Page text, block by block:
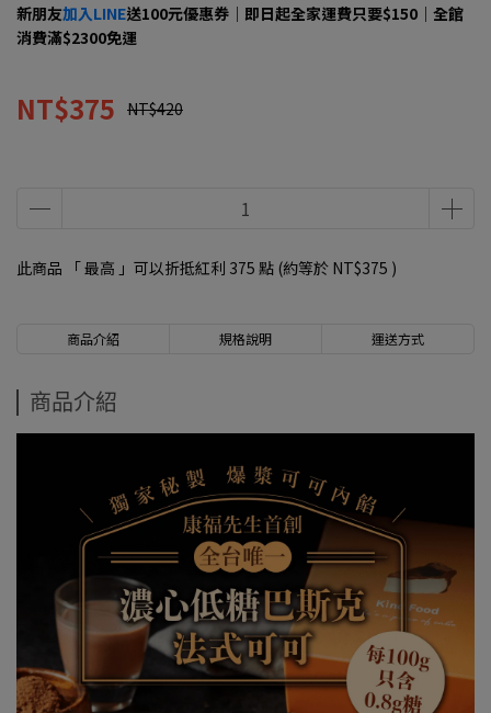
新朋友加入LINE送100元優惠券｜即日起全家運費只要$150｜全館
消費滿$2300免運
NT$375 NT$420
此商品 「 最高 」可以折抵紅利 375 點 (約等於 NT$375 )
商品介紹 規格說明 運送方式
商品介紹